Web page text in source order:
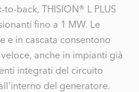
back, THISION® L PLUS
fino a 1 MW. Le
e in cascata consentono
anche in impianti già
integrati del circuito
del generatore.